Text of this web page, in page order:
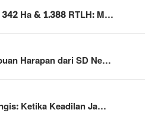
Ha & 1.388 RTLH: M…
Harapan dari SD Ne…
Ketika Keadilan Ja…